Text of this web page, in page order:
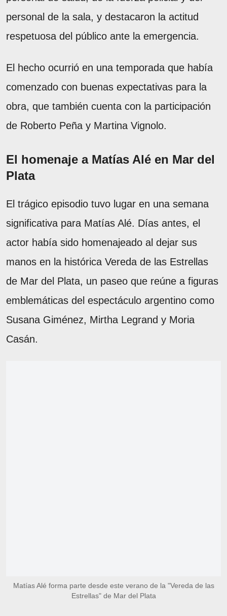
personal de la sala, y destacaron la actitud
respetuosa del público ante la emergencia.
El hecho ocurrió en una temporada que había
comenzado con buenas expectativas para la
obra, que también cuenta con la participación
de Roberto Peña y Martina Vignolo.
El homenaje a Matías Alé en Mar del
Plata
El trágico episodio tuvo lugar en una semana
significativa para Matías Alé. Días antes, el
actor había sido homenajeado al dejar sus
manos en la histórica Vereda de las Estrellas
de Mar del Plata, un paseo que reúne a figuras
emblemáticas del espectáculo argentino como
Susana Giménez, Mirtha Legrand y Moria
Casán.
Matías Alé forma parte desde este verano de la "Vereda de las
Estrellas" de Mar del Plata